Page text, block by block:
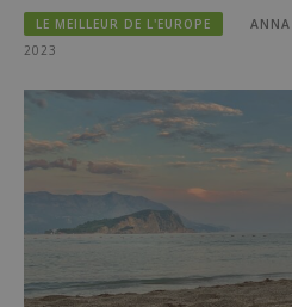
Planifiez un nouveau voyage !
LE MEILLEUR DE L'EUROPE
2023